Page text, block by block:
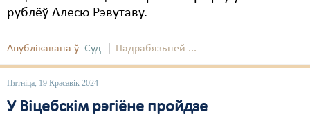
рублёў Алесю Рэвутаву.
Апублікавана ў Суд Падрабязьней ...
Пятніца, 19 Красавік 2024
У Віцебскім рэгіёне пройдзе